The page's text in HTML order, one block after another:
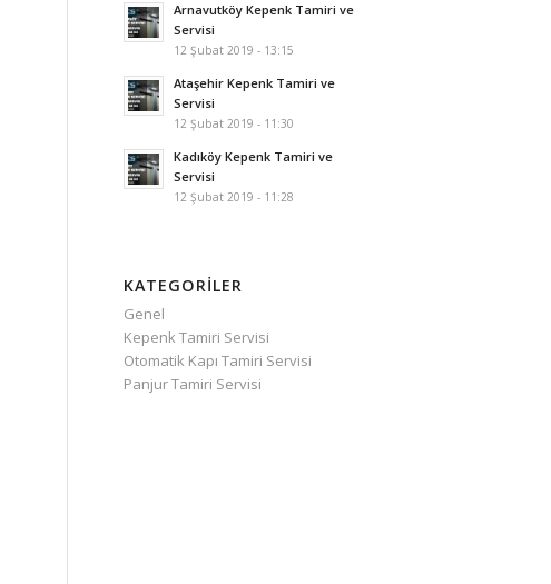
Arnavutköy Kepenk Tamiri ve
Servisi
12 Şubat 2019 - 13:15
Ataşehir Kepenk Tamiri ve
Servisi
12 Şubat 2019 - 11:30
Kadıköy Kepenk Tamiri ve
Servisi
12 Şubat 2019 - 11:28
KATEGORILER
Genel
Kepenk Tamiri Servisi
Otomatik Kapı Tamiri Servisi
Panjur Tamiri Servisi